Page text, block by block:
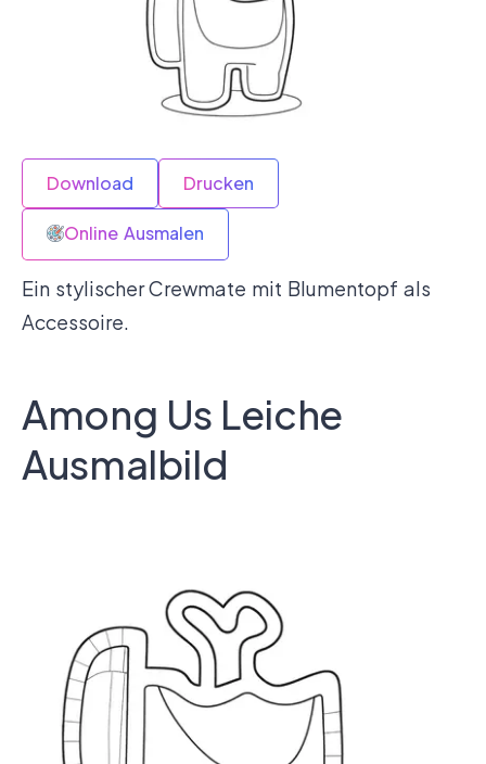
Download Drucken
Online Ausmalen
Ein stylischer Crewmate mit Blumentopf als
Accessoire.
Among Us Leiche
Ausmalbild